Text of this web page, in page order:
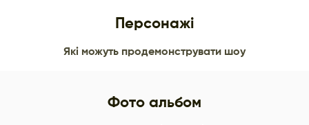
Персонажі
Які можуть продемонструвати шоу
Фото альбом